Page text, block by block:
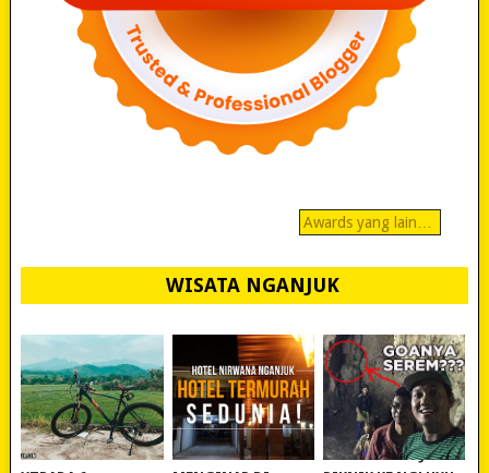
Awards yang lain…
WISATA NGANJUK
REVIEW POLYGON
MURAH BANGET!
WISATA NGANJUK: